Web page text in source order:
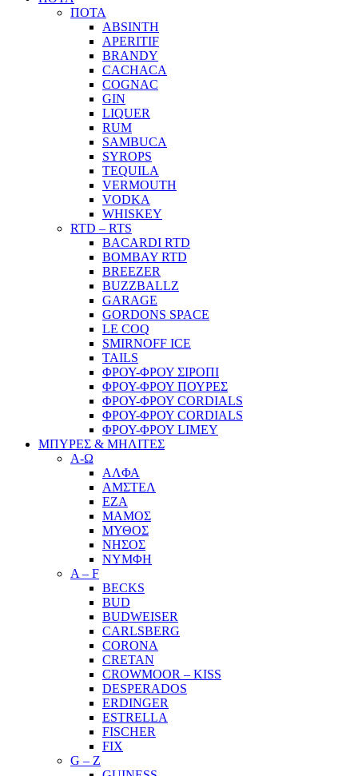
ΠΟΤΑ
ABSINTH
APERITIF
BRANDY
CACHACA
COGNAC
GIN
LIQUER
RUM
SAMBUCA
SYROPS
TEQUILA
VERMOUTH
VODKA
WHISKEY
RTD – RTS
BACARDI RTD
BOMBAY RTD
BREEZER
BUZZBALLZ
GARAGE
GORDONS SPACE
LE COQ
SMIRNOFF ICE
TAILS
ΦΡΟΥ-ΦΡΟΥ ΣΙΡΟΠΙ
ΦΡΟΥ-ΦΡΟΥ ΠΟΥΡΕΣ
ΦΡΟΥ-ΦΡΟΥ CORDIALS
ΦΡΟΥ-ΦΡΟΥ CORDIALS
ΦΡΟΥ-ΦΡΟΥ LIMEY
ΜΠΥΡΕΣ & ΜΗΛΙΤΕΣ
Α-Ω
ΑΛΦΑ
ΑΜΣΤΕΛ
ΕΖΑ
ΜΑΜΟΣ
ΜΥΘΟΣ
ΝΗΣΟΣ
ΝΥΜΦΗ
A – F
BECKS
BUD
BUDWEISER
CARLSBERG
CORONA
CRETAN
CROWMOOR – KISS
DESPERADOS
ERDINGER
ESTRELLA
FISCHER
FIX
G – Z